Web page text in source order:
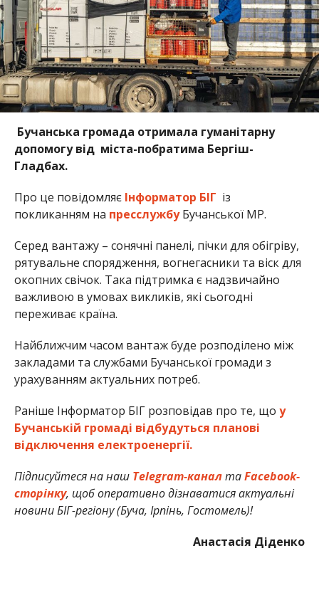
Бучанська громада отримала гуманітарну
допомогу від міста-побратима Бергіш-
Гладбах.
Про це повідомляє Інформатор БІГ із
покликанням на пресслужбуБучанської МР.
Серед вантажу – сонячні панелі, пічки для обігріву,
рятувальне спорядження, вогнегасники та віск для
окопних свічок. Така підтримка є надзвичайно
важливою в умовах викликів, які сьогодні
переживає країна.
Найближчим часом вантаж буде розподілено між
закладами та службами Бучанської громади з
урахуванням актуальних потреб.
Раніше Інформатор БІГ розповідав про те, що у
Бучанській громаді відбудуться планові
відключення електроенергії.
Підписуйтеся на наш Telegram-каналтаFacebook-
сторінку, щоб оперативно дізнаватися актуальні
новини БІГ-регіону (Буча, Ірпінь, Гостомель)!
Анастасія Діденко